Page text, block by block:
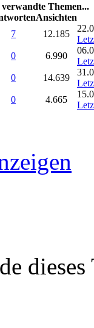
Themen...
Ansichten
7 12.185
0 6.990
0 14.639
0 4.665